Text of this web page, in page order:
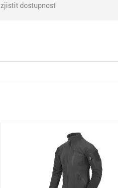
zjistit dostupnost